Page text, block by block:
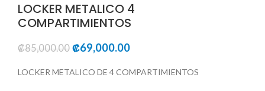
LOCKER METALICO 4
COMPARTIMIENTOS
₡85,000.00 ₡69,000.00
LOCKER METALICO DE 4 COMPARTIMIENTOS